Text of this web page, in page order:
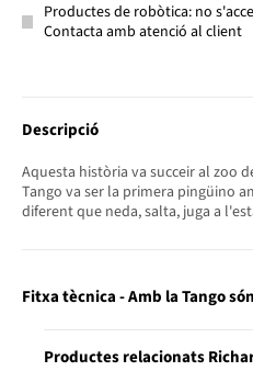
Productes de robòtica: no
Contacta amb atenció al client
Descripció
Aquesta història va succeir al zoo
Tango va ser la primera pingüino
diferent que neda, salta, juga a
Fitxa tècnica - Amb la Tango
Productes relacionats